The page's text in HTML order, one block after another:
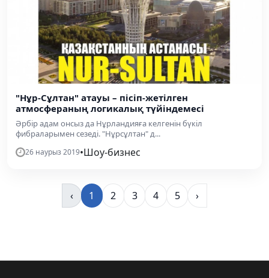
"Нұр-Сұлтан" атауы – пісіп-жетілген
атмосфераның логикалық түйіндемесі
Әрбір адам онсыз да Нұрландияға келгенін бүкіл
фибраларымен сезеді. "Нұрсұлтан" д...
26 наурыз 2019•Шоу-бизнес
‹ 1 2 3 4 5 ›